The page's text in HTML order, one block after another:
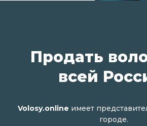
Продать
всей
Volosy.online имеет
городе.